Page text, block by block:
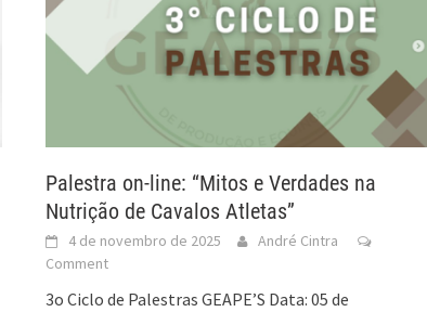
Palestra on-line: “Mitos e Verdades na
Nutrição de Cavalos Atletas”
4 de novembro de 2025
André Cintra
Comment
3o Ciclo de Palestras GEAPE’S Data: 05 de